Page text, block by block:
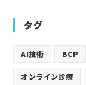
タグ
AI技術 BCP
オンライン診療